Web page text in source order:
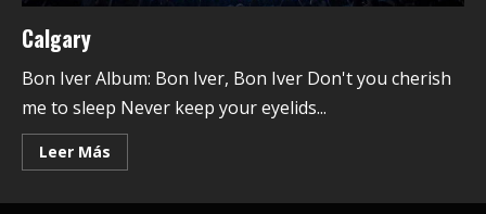
Calgary
Bon Iver Album: Bon Iver, Bon Iver Don't you cherish
me to sleep Never keep your eyelids...
Leer Más